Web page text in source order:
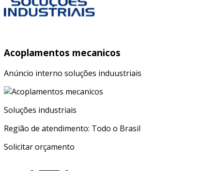
Acoplamentos mecanicos
Anúncio interno soluções induustriais
Soluções industriais
Região de atendimento: Todo o Brasil
Solicitar orçamento